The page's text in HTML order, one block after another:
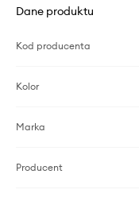
Dane produktu
Kod producenta
Kolor
Marka
Producent